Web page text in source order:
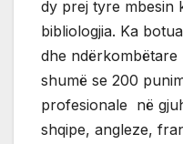
dy prej tyre mbesin
bibliologjia. Ka
dhe
shumë se 200
profesionale në
shqipe, angleze,